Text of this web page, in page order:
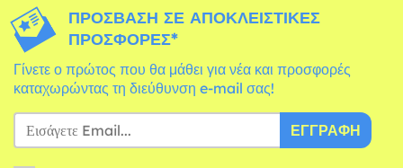
ΠΡΌΣΒΑΣΗ ΣΕ ΑΠΟΚΛΕΙΣΤΙΚΈΣ
ΠΡΟΣΦΟΡΈΣ*
Γίνετε ο πρώτος που θα μάθει για νέα και προσφορές
καταχωρώντας τη διεύθυνση e-mail σας!
ΕΓΓΡΑΦΉ